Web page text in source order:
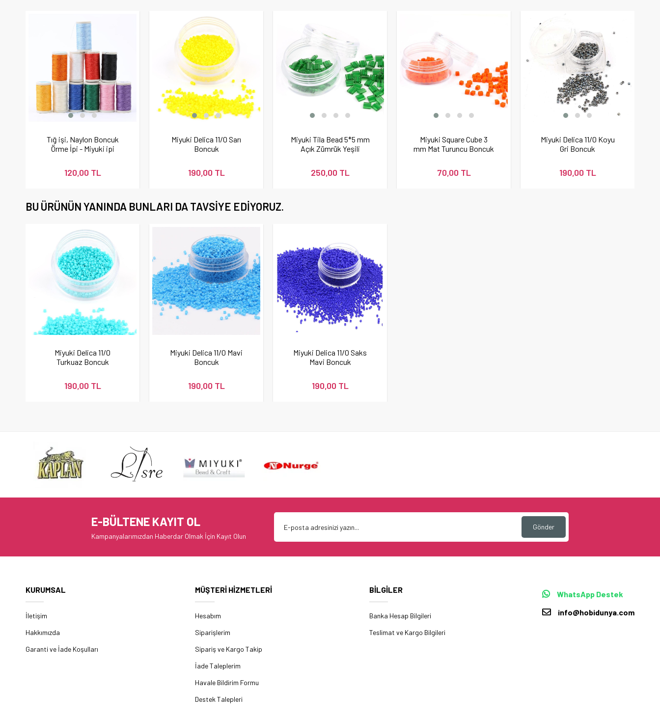
Tığ işi, Naylon Boncuk
Örme İpi - Miyuki ipi
120,00 TL
Miyuki Delica 11/0 Sarı
Boncuk
190,00 TL
Miyuki Tila Bead 5*5 mm
Açık Zümrük Yeşili
250,00 TL
Miyuki Square Cube 3
mm Mat Turuncu Boncuk
70,00 TL
Miyuki Delica 11/0 Koyu
Gri Boncuk
190,00 TL
BU ÜRÜNÜN YANINDA BUNLARI DA TAVSIYE EDIYORUZ.
Miyuki Delica 11/0
Turkuaz Boncuk
190,00 TL
Miyuki Delica 11/0 Mavi
Boncuk
190,00 TL
Miyuki Delica 11/0 Saks
Mavi Boncuk
190,00 TL
E-BÜLTENE KAYIT OL
Kampanyalarımızdan Haberdar Olmak İçin Kayıt Olun
Gönder
KURUMSAL
İletişim
Hakkımızda
Garanti ve İade Koşulları
MÜŞTERİ HİZMETLERİ
Hesabım
Siparişlerim
Sipariş ve Kargo Takip
İade Taleplerim
Havale Bildirim Formu
Destek Talepleri
BİLGİLER
Banka Hesap Bilgileri
Teslimat ve Kargo Bilgileri
WhatsApp Destek
info@hobidunya.com